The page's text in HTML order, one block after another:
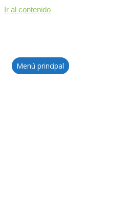
Ir al contenido
Menú principal